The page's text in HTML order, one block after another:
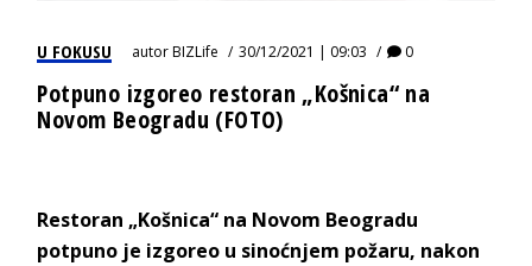
U FOKUSU autorBIZLife 30/12/2021 | 09:03 0
Potpuno izgoreo restoran „Košnica“ na
Novom Beogradu (FOTO)
Restoran „Košnica“ na Novom Beogradu
potpuno je izgoreo u sinoćnjem požaru, nakon